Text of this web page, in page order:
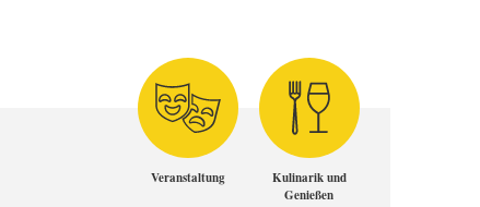
Veranstaltung
Kulinarik und
Genießen